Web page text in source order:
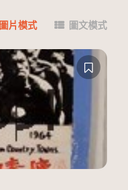
圖片模式 圖文模式